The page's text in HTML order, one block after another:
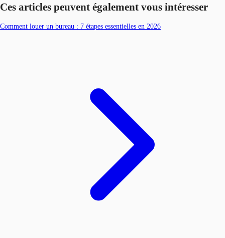
Ces articles peuvent également vous intéresser
Comment louer un bureau : 7 étapes essentielles en 2026